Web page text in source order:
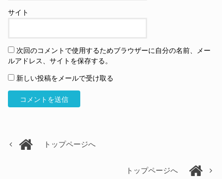
サイト
次回のコメントで使用するためブラウザーに自分の名前、メー
ルアドレス、サイトを保存する。
新しい投稿をメールで受け取る
トップページへ
トップページへ